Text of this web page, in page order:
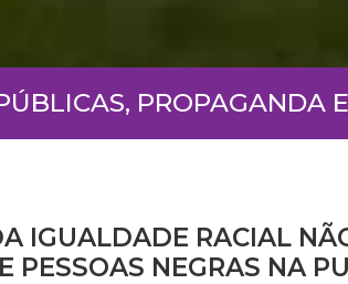
PROPAGANDA
IGUALDADE RACIAL
PESSOAS NEGRAS NA